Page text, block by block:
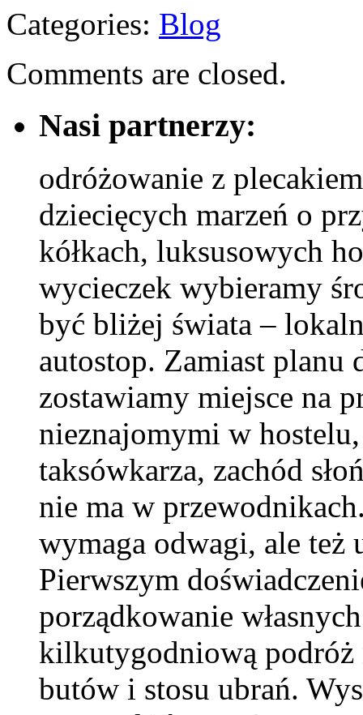
Categories: Blog
Comments are closed.
Nasi partnerzy:
odróżowanie z
dziecięcych marzeń o
kółkach, luksusowych
wycieczek wybieramy
być bliżej świata –
autostop. Zamiast planu
zostawiamy miejsce na
nieznajomymi w
taksówkarza, zachód
nie ma w
wymaga odwagi, ale też
Pierwszym
porządkowanie
kilkutygodniową podróż
butów i stosu ubrań.